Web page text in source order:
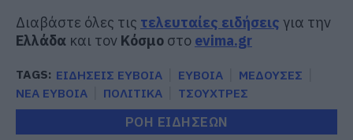
Διαβάστε όλες τις τελευταίες ειδήσεις για την
Ελλάδα και τον Κόσμο στο evima.gr
TAGS: ΕΙΔΗΣΕΙΣ ΕΥΒΟΙΑ ΕΥΒΟΙΑ
ΜΕΔΟΥΣΕΣ
ΝΕΑ ΕΥΒΟΙΑ
ΠΟΛΙΤΙΚΑ ΤΣΟΥΧΤΡΕΣ
ΡΟΗ ΕΙΔΗΣΕΩΝ